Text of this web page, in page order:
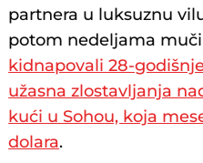
partnera u luksuznu
potom nedeljama
kidnapovali 28-
užasna zlostavljanja
kući u Sohou, koja
dolara.